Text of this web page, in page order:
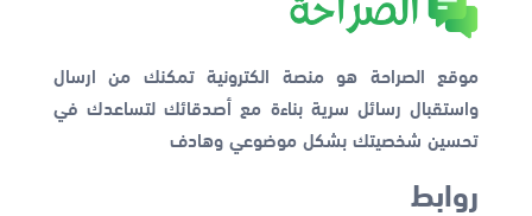
موقع الصراحة هو منصة الكترونية تمكنك من ارسال
واستقبال رسائل سرية بناءة مع أصدقائك لتساعدك في
تحسين شخصيتك بشكل موضوعي وهادف
روابط